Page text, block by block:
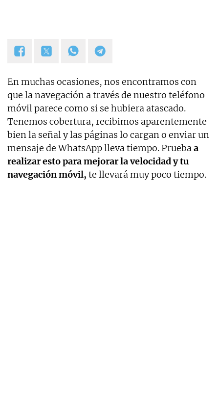
En muchas ocasiones, nos encontramos con
que la navegación a través de nuestro teléfono
móvil parece como si se hubiera atascado.
Tenemos cobertura, recibimos aparentemente
bien la señal y las páginas lo cargan o enviar un
mensaje de WhatsApp lleva tiempo. Pruebaa
realizar esto para mejorar la velocidad y tu
navegación móvil, te llevará muy poco tiempo.